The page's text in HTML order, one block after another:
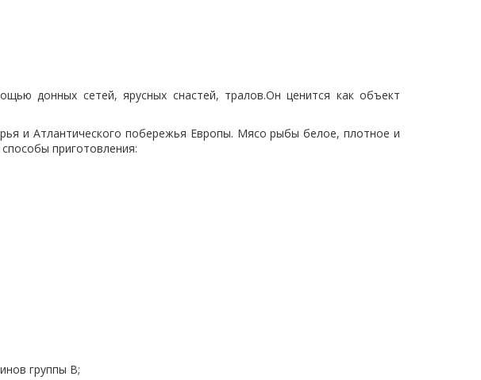
донных сетей, ярусных снастей, тралов.Он ценится как объект
и Атлантического побережья Европы. Мясо рыбы белое, плотное и
приготовления:
группы B;